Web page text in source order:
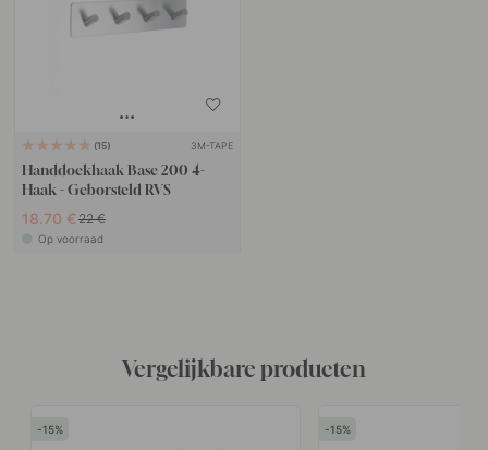
15 3M-TAPE
Handdoekhaak Base 200 4-
Haak - Geborsteld RVS
18.70 € 22 €
Op voorraad
Vergelijkbare producten
15 15